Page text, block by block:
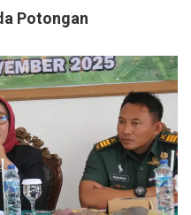
Potongan